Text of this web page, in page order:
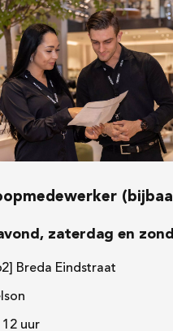
zaterdag en
Breda Eindstraat
12 uur